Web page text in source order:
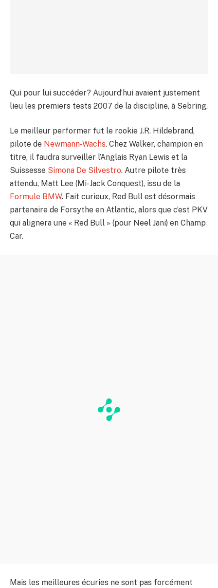
Qui pour lui succéder? Aujourd’hui avaient justement
lieu les premiers tests 2007 de la discipline, à Sebring.
Le meilleur performer fut le rookie J.R. Hildebrand,
pilote de Newmann-Wachs. Chez Walker, champion en
titre, il faudra surveiller l’Anglais Ryan Lewis et la
Suissesse Simona De Silvestro. Autre pilote très
attendu, Matt Lee (Mi-Jack Conquest), issu de la
Formule BMW. Fait curieux, Red Bull est désormais
partenaire de Forsythe en Atlantic, alors que c’est PKV
qui alignera une « Red Bull » (pour Neel Jani) en Champ
Car.
Mais les meilleures écuries ne sont pas forcément